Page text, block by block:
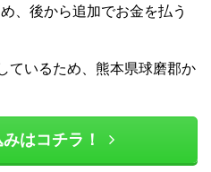
、後から追加でお金を払う
ているため、熊本県球磨郡か
はコチラ！